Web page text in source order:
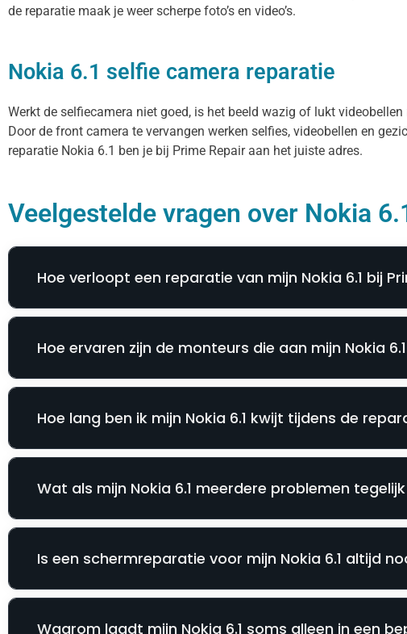
de reparatie maak je weer scherpe foto’s en video’s.
Nokia 6.1 selfie camera reparatie
Werkt de selfiecamera niet goed, is het beeld wazig of lukt
Door de front camera te vervangen werken selfies, videobellen en
reparatie Nokia 6.1 ben je bij Prime Repair aan het juiste adres.
Veelgestelde vragen over Nokia
Hoe verloopt een reparatie van mijn Nokia 6.1 bij
Hoe ervaren zijn de monteurs die aan mijn Nokia
Hoe lang ben ik mijn Nokia 6.1 kwijt tijdens de
Wat als mijn Nokia 6.1 meerdere problemen
Is een schermreparatie voor mijn Nokia 6.1 altijd
Waarom laadt mijn Nokia 6.1 soms alleen in een